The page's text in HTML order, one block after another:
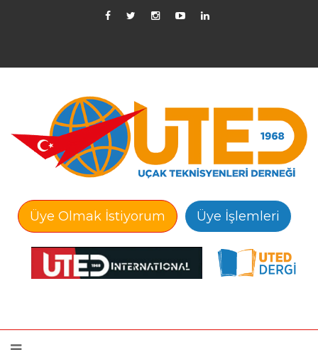
Üye Olmak İstiyorum Üye İşlemleri